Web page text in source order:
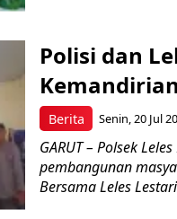
Berita
Polisi dan
Senin, 20 Jul
GARUT – Polsek
pembangunan
Bersama Leles